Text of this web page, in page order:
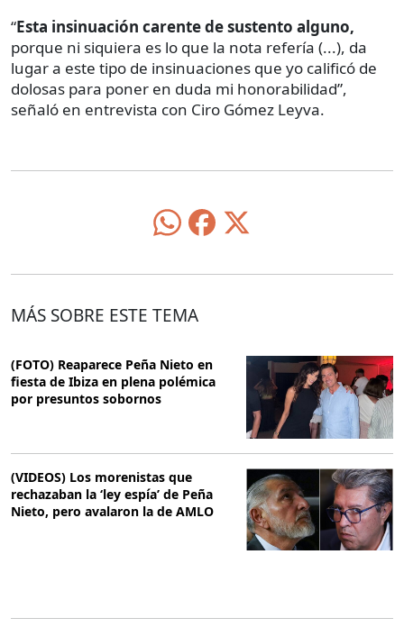
“Esta insinuación carente de sustento alguno,
porque ni siquiera es lo que la nota refería (...), da
lugar a este tipo de insinuaciones que yo calificó de
dolosas para poner en duda mi honorabilidad”,
señaló en entrevista con Ciro Gómez Leyva.
MÁS SOBRE ESTE TEMA
(FOTO) Reaparece Peña Nieto en
fiesta de Ibiza en plena polémica
por presuntos sobornos
(VIDEOS) Los morenistas que
rechazaban la ‘ley espía’ de Peña
Nieto, pero avalaron la de AMLO